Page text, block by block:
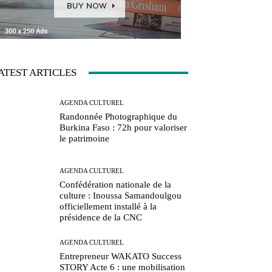
ARTICLES
AGENDA CULTUREL
Randonnée Photographique du
Burkina Faso : 72h pour valoriser
le patrimoine
AGENDA CULTUREL
Confédération nationale de la
culture : Inoussa Samandoulgou
officiellement installé à la
présidence de la CNC
AGENDA CULTUREL
Entrepreneur WAKATO Success
STORY Acte 6 : une mobilisation